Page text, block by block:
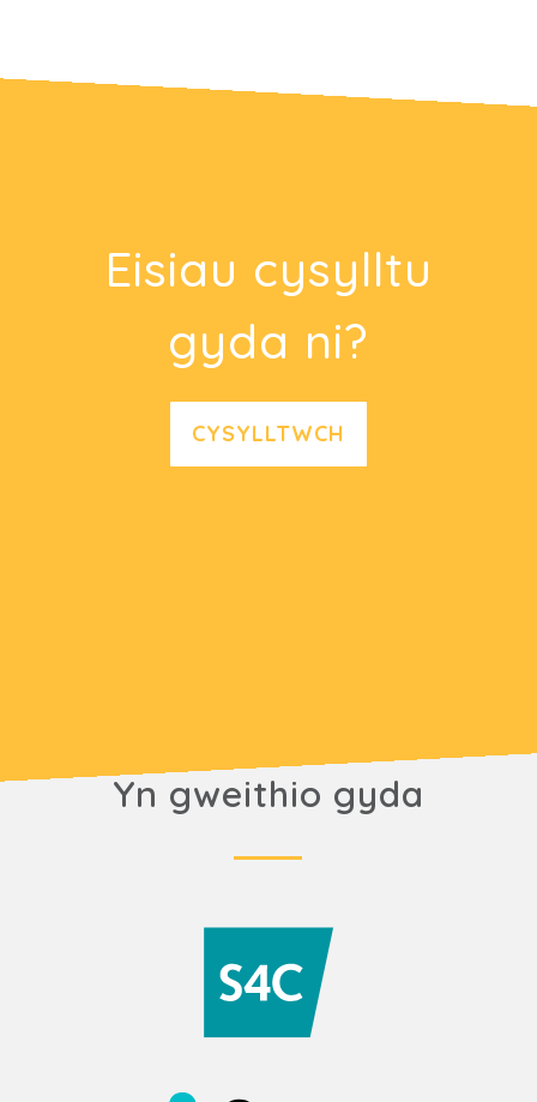
Eisiau cysylltu
gyda ni?
CYSYLLTWCH
Yn gweithio gyda